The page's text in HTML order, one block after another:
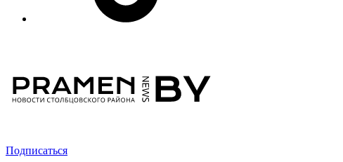
Подписаться